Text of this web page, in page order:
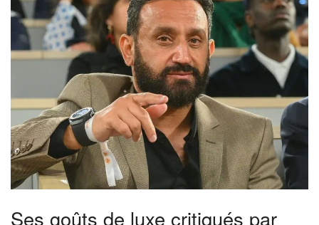
Ses goûts de luxe critiqués par